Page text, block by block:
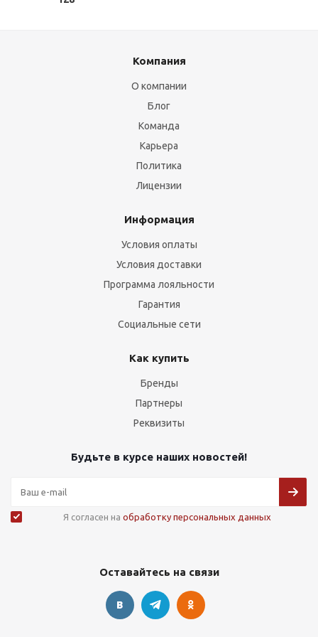
Компания
О компании
Блог
Команда
Карьера
Политика
Лицензии
Информация
Условия оплаты
Условия доставки
Программа лояльности
Гарантия
Социальные сети
Как купить
Бренды
Партнеры
Реквизиты
Будьте в курсе наших новостей!
Я согласен на обработку персональных данных
Оставайтесь на связи